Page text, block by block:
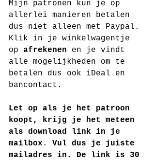
Mijn patronen kun je op
allerlei manieren betalen
dus niet alleen met Paypal.
Klik in je winkelwagentje
op afrekenen en je vindt
alle mogelijkheden om te
betalen dus ook iDeal en
bancontact.
Let op als je het patroon
koopt, krijg je het meteen
als download link in je
mailbox. Vul dus je juiste
mailadres in. De link is 30